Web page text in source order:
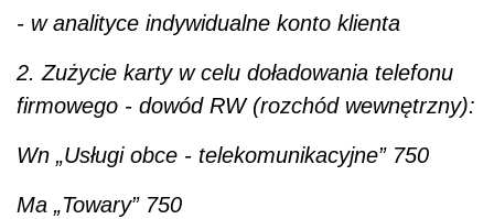
- w analityce indywidualne konto klienta
2. Zużycie karty w celu doładowania telefonu
firmowego - dowód RW (rozchód wewnętrzny):
Wn „Usługi obce - telekomunikacyjne” 750
Ma „Towary” 750